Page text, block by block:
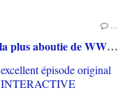
…
[TEST] WWE 2K26 PS5 : La version la plus aboutie de WWE 2K depuis la pause